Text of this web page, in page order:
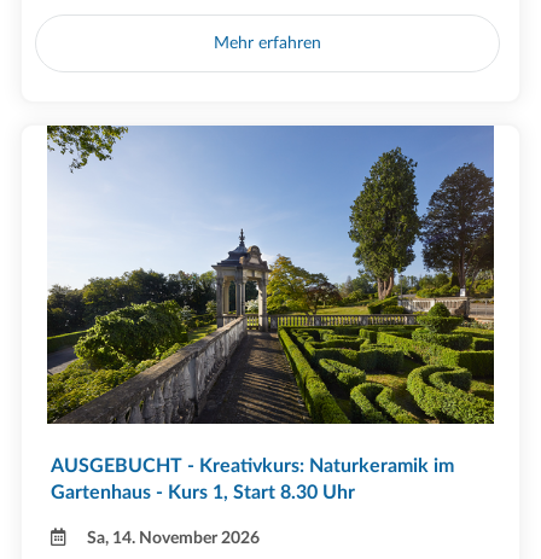
Mehr erfahren
AUSGEBUCHT - Kreativkurs: Naturkeramik im
Gartenhaus - Kurs 1, Start 8.30 Uhr
Sa, 14. November 2026